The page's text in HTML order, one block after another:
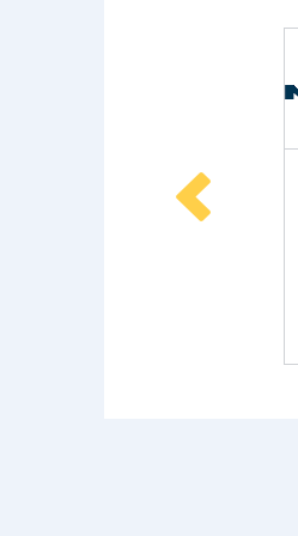
СЕРВИСНЫЙ
ЦЕНТР
SERVICEINUA